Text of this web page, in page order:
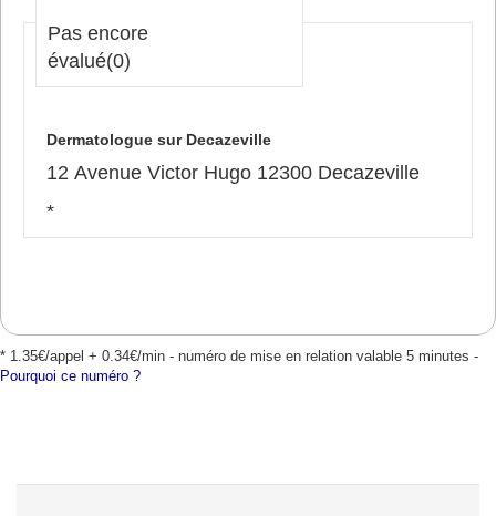
Pas encore
évalué(0)
Dermatologue sur Decazeville
12 Avenue Victor Hugo 12300 Decazeville
*
* 1.35€/appel + 0.34€/min - numéro de mise en relation valable 5 minutes -
Pourquoi ce numéro ?